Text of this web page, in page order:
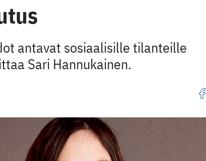
antavat sosiaalisille tilanteille
Sari Hannukainen.